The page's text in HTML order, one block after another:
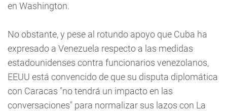
en Washington.
No obstante, y pese al rotundo apoyo que Cuba ha
expresado a Venezuela respecto a las medidas
estadounidenses contra funcionarios venezolanos,
EEUU está convencido de que su disputa diplomática
con Caracas "no tendrá un impacto en las
conversaciones" para normalizar sus lazos con La